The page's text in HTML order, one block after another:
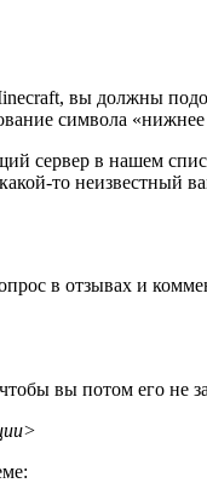
вы должны
символа
сервер в нашем
то неизвестный
в отзывах и
вы потом его не